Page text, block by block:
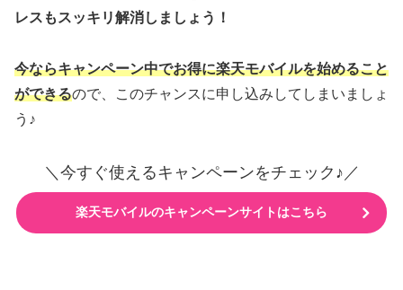
レスもスッキリ解消しましょう！
今ならキャンペーン中でお得に楽天モバイルを始めること
ができるので、このチャンスに申し込みしてしまいましょ
う♪
＼今すぐ使えるキャンペーンをチェック♪／
楽天モバイルのキャンペーンサイトはこちら